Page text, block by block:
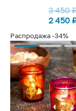
3 450
2 450
Распродажа-34%